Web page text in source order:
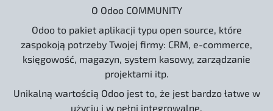
O Odoo COMMUNITY
Odoo to pakiet aplikacji typu open source, które
zaspokoją potrzeby Twojej firmy: CRM, e-commerce,
księgowość, magazyn, system kasowy, zarządzanie
projektami itp.
Unikalną wartością Odoo jest to, że jest bardzo łatwe w
użyciu i w pełni integrowalne.